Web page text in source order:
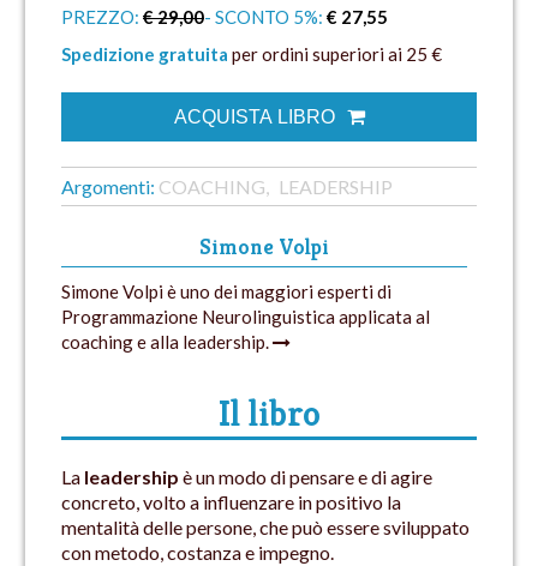
PREZZO: € 29,00- SCONTO 5%: € 27,55
Spedizione gratuita per ordini superiori ai 25 €
ACQUISTA LIBRO
Argomenti: COACHING LEADERSHIP
Simone Volpi
Simone Volpi è uno dei maggiori esperti di
Programmazione Neurolinguistica applicata al
coaching e alla leadership.
Il libro
La leadership è un modo di pensare e di agire
concreto, volto a influenzare in positivo la
mentalità delle persone, che può essere sviluppato
con metodo, costanza e impegno.